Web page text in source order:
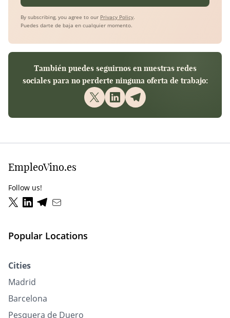
By subscribing, you agree to our Privacy Policy.
Puedes darte de baja en cualquier momento.
También puedes seguirnos en nuestras redes
sociales para no perderte ninguna oferta de trabajo:
EmpleoVino.es
Follow us!
Popular Locations
Cities
Madrid
Barcelona
Pesquera de Duero